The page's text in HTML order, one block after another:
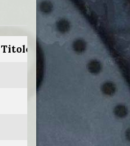
Titolo originale: